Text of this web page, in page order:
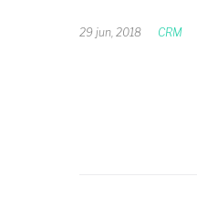
29 jun, 2018 CRM